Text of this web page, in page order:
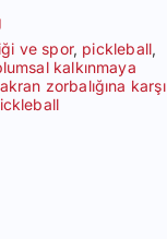
ve spor, pickleball,
kalkınmaya
zorbalığına karşı